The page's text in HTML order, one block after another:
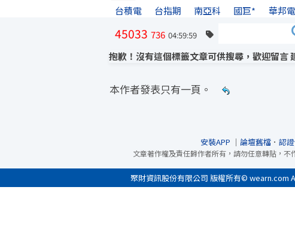
台積電 台指期 南亞科 國巨* 華邦電
45033 736 04:59:59
抱歉！沒有這個標籤文章可供搜尋，歡迎留言
本作者發表只有一頁。
安裝APP ｜ 論壇舊檔． 認
文章著作權及責任歸作者所有，請勿任意轉貼，
聚財資訊股份有限公司 版權所有© wearn.com